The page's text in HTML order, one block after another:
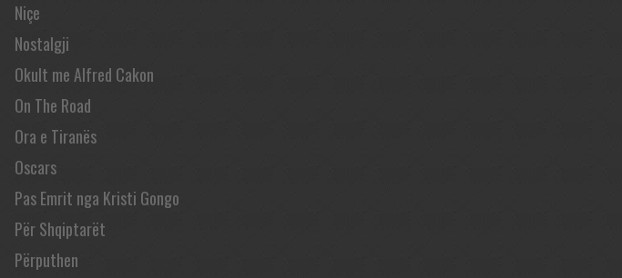
Niçe
Nostalgji
Okult me Alfred Cakon
On The Road
Ora e Tiranës
Oscars
Pas Emrit nga Kristi Gongo
Për Shqiptarët
Përputhen